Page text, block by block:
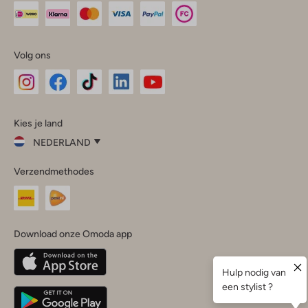
Volg ons
InstagramFacebook
Kies je land
NEDERLAND
je
land
Nederland
Belgique(Français)
Deutschland
Verzendmethodes
Download onze Omoda app